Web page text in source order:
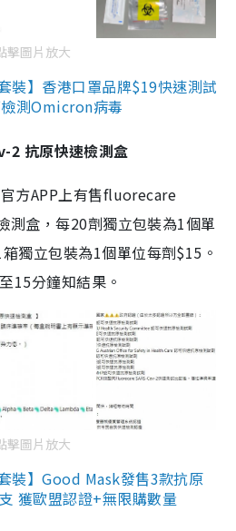
擊圖片放大
裝】香港口罩品牌$19快速測試
測Omicron病毒
抗原快速檢測盒
方APP上有售fluorecare
測盒，每20劑獨立包裝為1個單
獨立包裝為1個單位每劑$15。
15分鐘知結果。
擊圖片放大
裝】Good Mask發售3款抗原
獲歐盟認證+無限購數量